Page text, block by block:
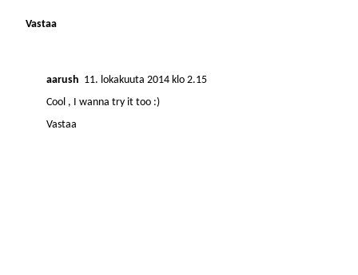
Vastaa
aarush 11. lokakuuta 2014 klo 2.15
Cool , I wanna try it too :)
Vastaa